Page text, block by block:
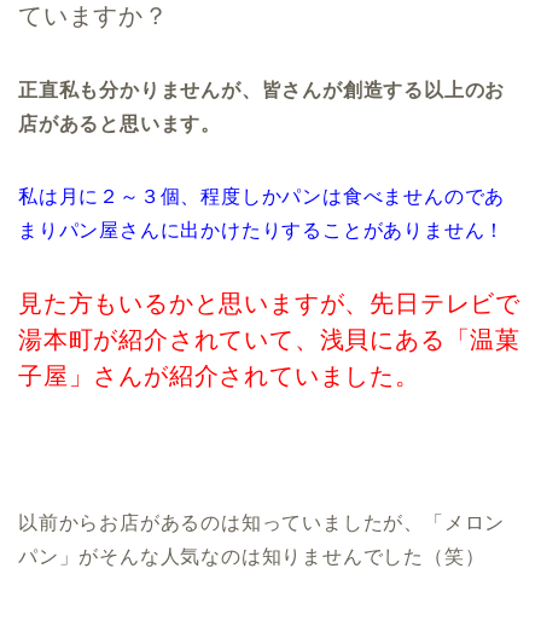
ていますか？
正直私も分かりませんが、皆さんが創造する以上のお
店があると思います。
私は月に２～３個、程度しかパンは食べませんのであ
まりパン屋さんに出かけたりすることがありません！
見た方もいるかと思いますが、先日テレビで
湯本町が紹介されていて、浅貝にある「温菓
子屋」さんが紹介されていました。
以前からお店があるのは知っていましたが、「メロン
パン」がそんな人気なのは知りませんでした（笑）